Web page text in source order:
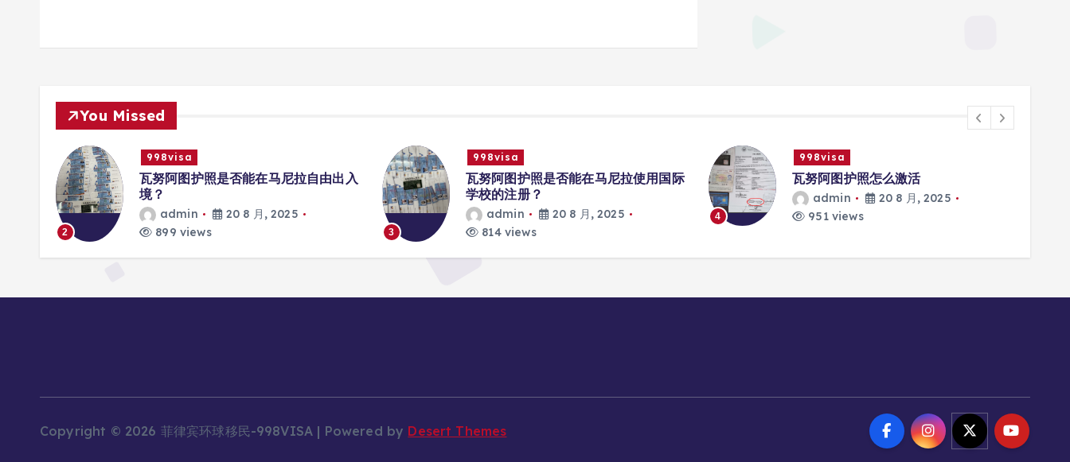
You Missed
2
998visa
瓦努阿图护照是否能在马尼拉自由出入
境？
admin
20 8 月, 2025
899 views
3
998visa
瓦努阿图护照是否能在马尼拉使用国际
学校的注册？
admin
20 8 月, 2025
814 views
4
998visa
瓦努阿图护照怎么激活
admin
20 8 月, 2025
951 views
Copyright © 2026 菲律宾环球移民-998VISA | Powered by Desert Themes